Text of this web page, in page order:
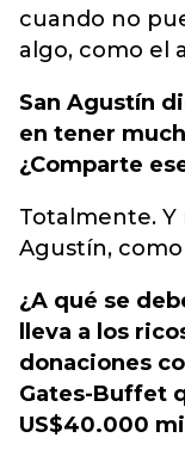
cuando no
algo, como el
San Agustín
en tener
¿Comparte
Totalmente. Y
Agustín, como
¿A qué se
lleva a los
donaciones
Gates-Buffet
US$40.000